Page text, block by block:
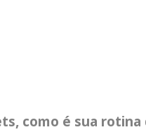
como é sua rotina